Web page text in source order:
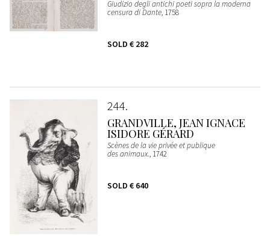
Giudizio degli antichi poeti sopra la moderna
censura di Dante, 1758
SOLD € 282
244
GRANDVILLE, JEAN IGNACE
ISIDORE GÉRARD
Scènes de la vie privée et publique
des animaux., 1742
SOLD € 640